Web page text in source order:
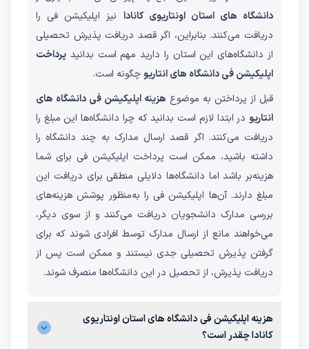
دانشگاه‌ های استان اونتاریوی کانادا نیز اپلیکیشن فی را
دریافت می‌کنند. بنابراین، اگر قصد دریافت پذیرش تحصیلی
از دانشگاه‌های این استان را دارید مهم است بدانید پرداخت
اپلیکیشن فی دانشگاه های انتاریو چگونه است.
قبل از پرداختن به موضوع هزینه اپلیکیشن فی دانشگاه های
انتاریو در ابتدا لازم است بدانید که چرا دانشگاه‌ها این مبلغ را
دریافت می‌کنند. اگر قصد ارسال مدارک به چند دانشگاه را
داشته باشید، ممکن است پرداخت اپلیکیشن فی برای شما
هزینه‌بر باشد اما دانشگاه‌ها دلایلی منطقی برای دریافت این
مبلغ دارند. آن‌ها اپلیکیشن فی را به‌منظور پوشش هزینه‌های
بررسی مدارک دانشجویان دریافت می‌کنند و از سوی دیگر،
می‌خواهند مانع از ارسال مدارک توسط افرادی شوند که برای
گرفتن پذیرش تحصیلی جدی نیستند و ممکن است پس از
دریافت پذیرش، از تحصیل در این دانشگاه‌ها منصرف شوند.
هزینه اپلیکیشن فی دانشگاه های استان اونتاریوی
کانادا چقدر است؟